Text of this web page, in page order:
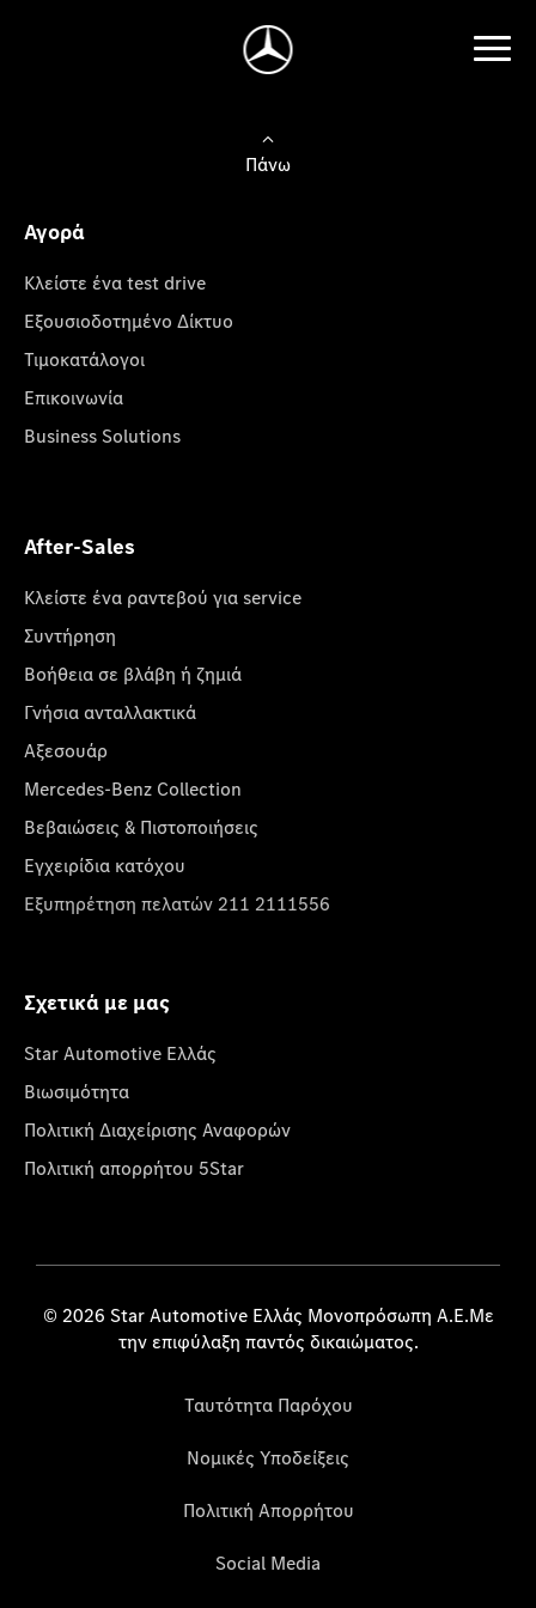
Πάνω
Αγορά
Κλείστε ένα test drive
Εξουσιοδοτημένο Δίκτυο
Τιμοκατάλογοι
Επικοινωνία
Business Solutions
After-Sales
Κλείστε ένα ραντεβού για service
Συντήρηση
Βοήθεια σε βλάβη ή ζημιά
Γνήσια ανταλλακτικά
Αξεσουάρ
Mercedes-Benz Collection
Βεβαιώσεις & Πιστοποιήσεις
Εγχειρίδια κατόχου
Εξυπηρέτηση πελατών 211 2111556
Σχετικά με μας
Star Automotive Ελλάς
Βιωσιμότητα
Πολιτική Διαχείρισης Αναφορών
Πολιτική απορρήτου 5Star
© 2026 Star Automotive Ελλάς Μονοπρόσωπη Α.Ε.Με
την επιφύλαξη παντός δικαιώματος.
Ταυτότητα Παρόχου
Νομικές Υποδείξεις
Πολιτική Απορρήτου
Social Media